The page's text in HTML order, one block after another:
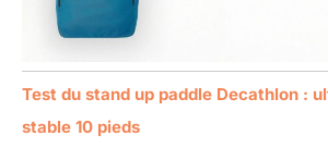
Test du stand up paddle Decathlon :
stable 10 pieds